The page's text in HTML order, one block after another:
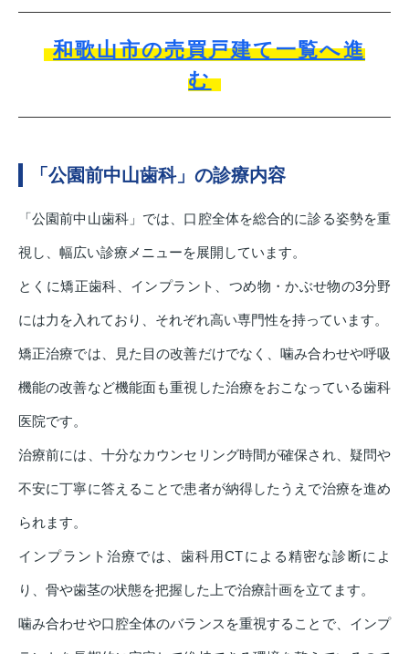
和歌山市の売買戸建て一覧へ進
む
「公園前中山歯科」の診療内容
「公園前中山歯科」では、口腔全体を総合的に診る姿勢を重
視し、幅広い診療メニューを展開しています。
とくに矯正歯科、インプラント、つめ物・かぶせ物の3分野
には力を入れており、それぞれ高い専門性を持っています。
矯正治療では、見た目の改善だけでなく、噛み合わせや呼吸
機能の改善など機能面も重視した治療をおこなっている歯科
医院です。
治療前には、十分なカウンセリング時間が確保され、疑問や
不安に丁寧に答えることで患者が納得したうえで治療を進め
られます。
インプラント治療では、歯科用CTによる精密な診断によ
り、骨や歯茎の状態を把握した上で治療計画を立てます。
噛み合わせや口腔全体のバランスを重視することで、インプ